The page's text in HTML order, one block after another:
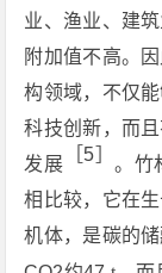
业、渔业、建
附加值不高。
构领域，不仅
科技创新，而
发展 ［5］ 。竹
相比较，它在
机体，是碳的